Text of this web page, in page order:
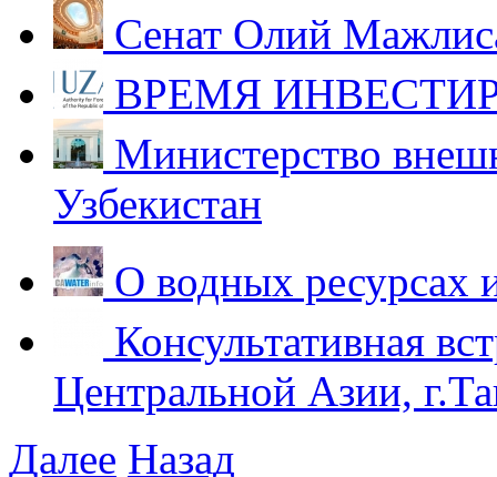
Сенат Олий
ВРЕМЯ
Министерство
Узбекистан
О водных ресурсах
Консультативная
Центральной Азии,
Далее Назад